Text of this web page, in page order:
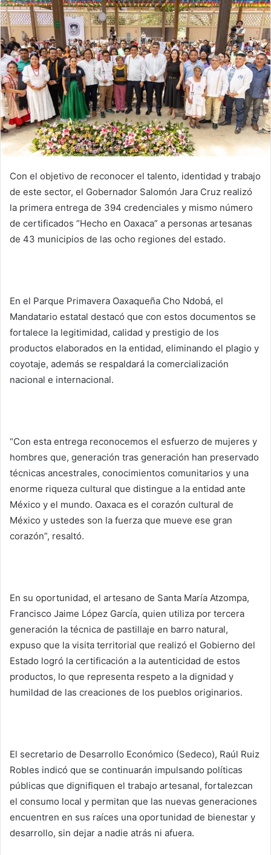
Con el objetivo de reconocer el talento, identidad y trabajo
de este sector, el Gobernador Salomón Jara Cruz realizó
la primera entrega de 394 credenciales y mismo número
de certificados “Hecho en Oaxaca” a personas artesanas
de 43 municipios de las ocho regiones del estado.
En el Parque Primavera Oaxaqueña Cho Ndobá, el
Mandatario estatal destacó que con estos documentos se
fortalece la legitimidad, calidad y prestigio de los
productos elaborados en la entidad, eliminando el plagio y
coyotaje, además se respaldará la comercialización
nacional e internacional.
“Con esta entrega reconocemos el esfuerzo de mujeres y
hombres que, generación tras generación han preservado
técnicas ancestrales, conocimientos comunitarios y una
enorme riqueza cultural que distingue a la entidad ante
México y el mundo. Oaxaca es el corazón cultural de
México y ustedes son la fuerza que mueve ese gran
corazón”, resaltó.
En su oportunidad, el artesano de Santa María Atzompa,
Francisco Jaime López García, quien utiliza por tercera
generación la técnica de pastillaje en barro natural,
expuso que la visita territorial que realizó el Gobierno del
Estado logró la certificación a la autenticidad de estos
productos, lo que representa respeto a la dignidad y
humildad de las creaciones de los pueblos originarios.
El secretario de Desarrollo Económico (Sedeco), Raúl Ruiz
Robles indicó que se continuarán impulsando políticas
públicas que dignifiquen el trabajo artesanal, fortalezcan
el consumo local y permitan que las nuevas generaciones
encuentren en sus raíces una oportunidad de bienestar y
desarrollo, sin dejar a nadie atrás ni afuera.